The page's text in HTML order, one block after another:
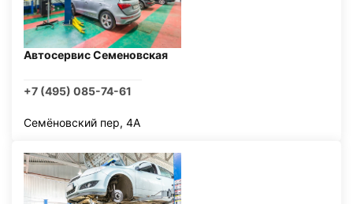
Автосервис Семеновская
+7 (495) 085-74-61
Семёновский пер, 4А